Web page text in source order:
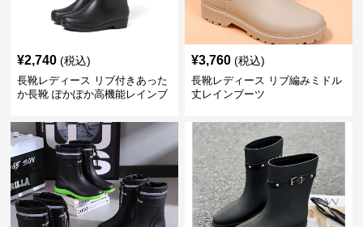
¥2,740 (税込)
長靴レディース リブ付きあった
か長靴 ぽかぽか高機能レインブ
¥3,760 (税込)
長靴レディース リブ編みミドル
丈レインブーツ